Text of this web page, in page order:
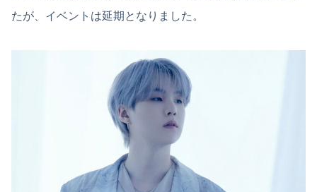
たが、イベントは延期となりました。